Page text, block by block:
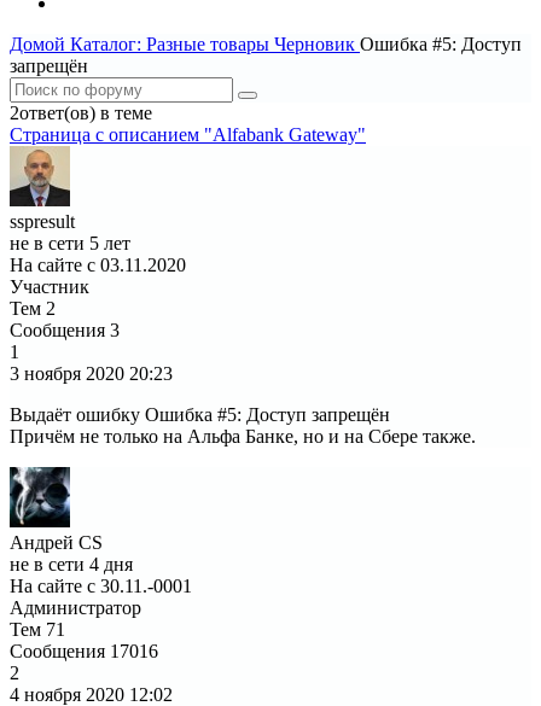
Домой Каталог: Разные товары Черновик Ошибка #5: Доступ
запрещён
2ответ(ов) в теме
Страница c описанием "Alfabank Gateway"
sspresult
не в сети 5 лет
На сайте с 03.11.2020
Участник
Тем 2
Сообщения 3
1
3 ноября 2020 20:23
Выдаёт ошибку Ошибка #5: Доступ запрещён
Причём не только на Альфа Банке, но и на Сбере также.
Андрей CS
не в сети 4 дня
На сайте с 30.11.-0001
Администратор
Тем 71
Сообщения 17016
2
4 ноября 2020 12:02